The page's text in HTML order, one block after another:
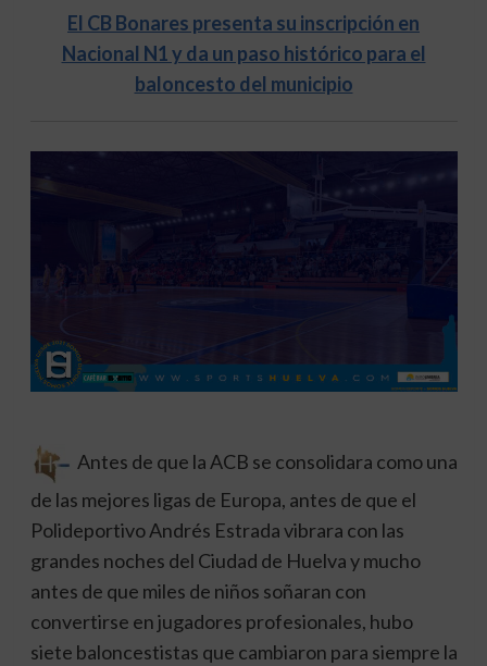
El CB Bonares presenta su inscripción en
Nacional N1 y da un paso histórico para el
baloncesto del municipio
Antes de que la ACB se consolidara como una
de las mejores ligas de Europa, antes de que el
Polideportivo Andrés Estrada vibrara con las
grandes noches del Ciudad de Huelva y mucho
antes de que miles de niños soñaran con
convertirse en jugadores profesionales, hubo
siete baloncestistas que cambiaron para siempre la